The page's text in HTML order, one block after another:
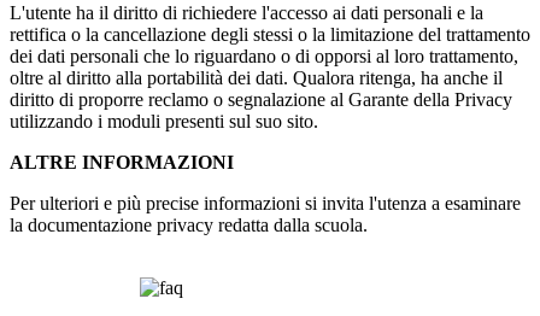
L'utente ha il diritto di richiedere l'accesso ai dati personali e la
rettifica o la cancellazione degli stessi o la limitazione del trattamento
dei dati personali che lo riguardano o di opporsi al loro trattamento,
oltre al diritto alla portabilità dei dati. Qualora ritenga, ha anche il
diritto di proporre reclamo o segnalazione al Garante della Privacy
utilizzando i moduli presenti sul suo sito.
ALTRE INFORMAZIONI
Per ulteriori e più precise informazioni si invita l'utenza a esaminare
la documentazione privacy redatta dalla scuola.